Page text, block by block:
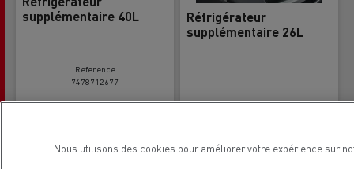
supplémentaire 40L
Reference
7478712677
Réfrigérateur
supplémentaire 26L
Nous utilisons des cookies pour améliorer votre expérience sur